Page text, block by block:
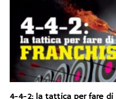
4-4-2: la tattica per fare di